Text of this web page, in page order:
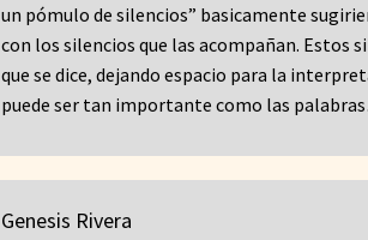
un pómulo de silencios” basicamente
con los silencios que las acompañan. Estos
que se dice, dejando espacio para la
puede ser tan importante como las
Genesis Rivera